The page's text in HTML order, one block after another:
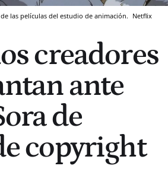
las películas del estudio de animación. Netflix
creadores
ante
de
copyright